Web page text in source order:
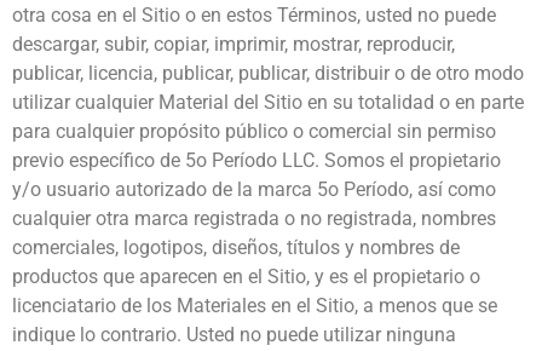
otra cosa en el Sitio o en estos Términos, usted no puede
descargar, subir, copiar, imprimir, mostrar, reproducir,
publicar, licencia, publicar, publicar, distribuir o de otro modo
utilizar cualquier Material del Sitio en su totalidad o en parte
para cualquier propósito público o comercial sin permiso
previo específico de 5o Período LLC. Somos el propietario
y/o usuario autorizado de la marca 5o Período, así como
cualquier otra marca registrada o no registrada, nombres
comerciales, logotipos, diseños, títulos y nombres de
productos que aparecen en el Sitio, y es el propietario o
licenciatario de los Materiales en el Sitio, a menos que se
indique lo contrario. Usted no puede utilizar ninguna